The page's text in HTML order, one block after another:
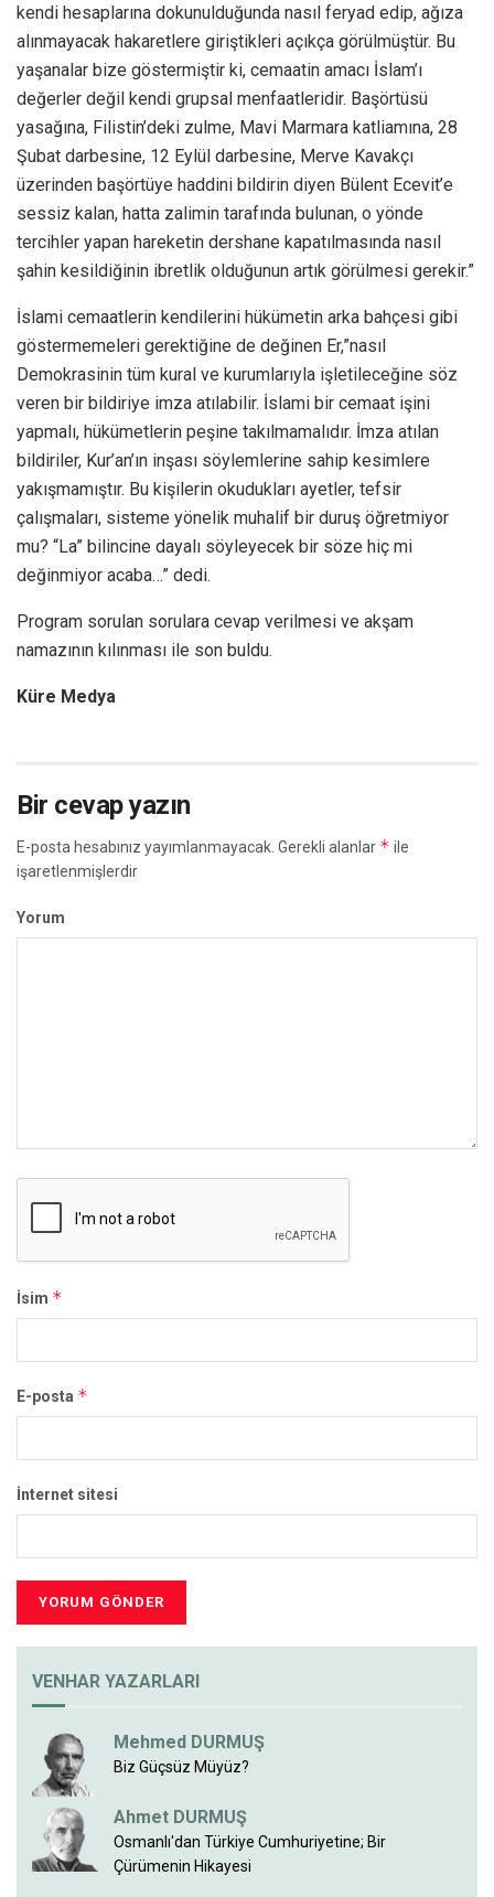
kendi hesaplarına dokunulduğunda nasıl feryad edip, ağıza
alınmayacak hakaretlere giriştikleri açıkça görülmüştür. Bu
yaşanalar bize göstermiştir ki, cemaatin amacı İslam’ı
değerler değil kendi grupsal menfaatleridir. Başörtüsü
yasağına, Filistin’deki zulme, Mavi Marmara katliamına, 28
Şubat darbesine, 12 Eylül darbesine, Merve Kavakçı
üzerinden başörtüye haddini bildirin diyen Bülent Ecevit’e
sessiz kalan, hatta zalimin tarafında bulunan, o yönde
tercihler yapan hareketin dershane kapatılmasında nasıl
şahin kesildiğinin ibretlik olduğunun artık görülmesi gerekir.”
İslami cemaatlerin kendilerini hükümetin arka bahçesi gibi
göstermemeleri gerektiğine de değinen Er,”nasıl
Demokrasinin tüm kural ve kurumlarıyla işletileceğine söz
veren bir bildiriye imza atılabilir. İslami bir cemaat işini
yapmalı, hükümetlerin peşine takılmamalıdır. İmza atılan
bildiriler, Kur’an’ın inşası söylemlerine sahip kesimlere
yakışmamıştır. Bu kişilerin okudukları ayetler, tefsir
çalışmaları, sisteme yönelik muhalif bir duruş öğretmiyor
mu? “La” bilincine dayalı söyleyecek bir söze hiç mi
değinmiyor acaba…” dedi.
Program sorulan sorulara cevap verilmesi ve akşam
namazının kılınması ile son buldu.
Küre Medya
Bir cevap yazın
E-posta hesabınız yayımlanmayacak. Gerekli alanlar * ile
işaretlenmişlerdir
Yorum
İsim *
E-posta *
İnternet sitesi
VENHAR YAZARLARI
Mehmed DURMUŞ
Biz Güçsüz Müyüz?
Ahmet DURMUŞ
Osmanlı'dan Türkiye Cumhuriyetine; Bir
Çürümenin Hikayesi